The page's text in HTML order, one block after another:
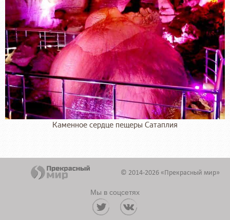
Каменное сердце пещеры Сатаплия
© 2014-2026 «Прекрасный мир»
Мы в соцсетях